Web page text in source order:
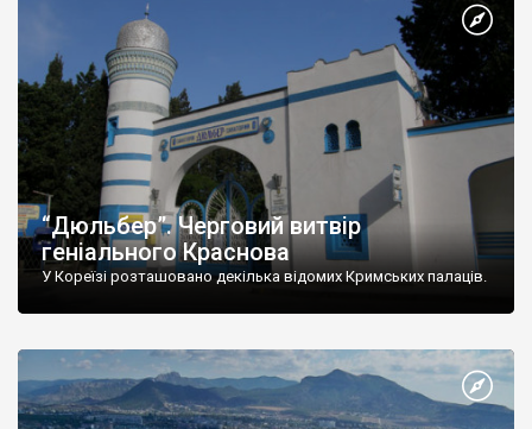
“Дюльбер”. Черговий витвір
геніального Краснова
У Кореїзі розташовано декілька відомих Кримських палаців.